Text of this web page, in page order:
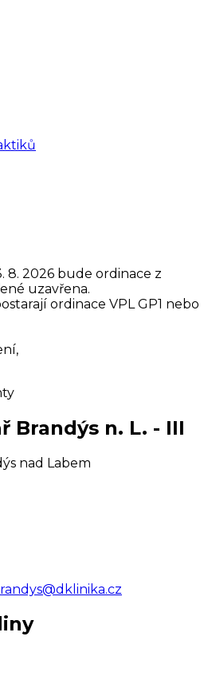
8. 2026 bude ordinace z
uzavřena.
ordinace VPL GP1 nebo
Brandýs n. L. - III
nad Labem